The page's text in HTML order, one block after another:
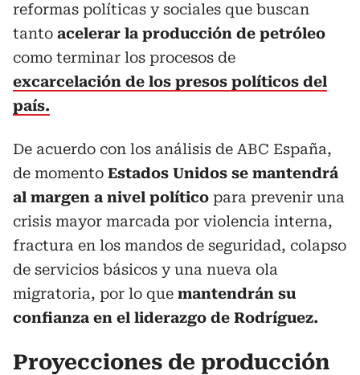
reformas políticas y sociales que buscan
tanto acelerar la producción de petróleo
como terminar los procesos de
excarcelación de los presos políticos del
país.
De acuerdo con los análisis de ABC España,
de momento Estados Unidos se mantendrá
al margen a nivel político para prevenir una
crisis mayor marcada por violencia interna,
fractura en los mandos de seguridad, colapso
de servicios básicos y una nueva ola
migratoria, por lo que mantendrán su
confianza en el liderazgo de Rodríguez.
Proyecciones de producción